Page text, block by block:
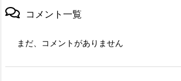
コメント一覧
まだ、コメントがありません